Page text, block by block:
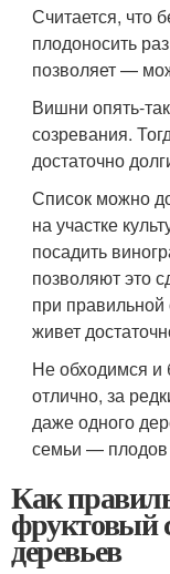
Считается, что
плодоносить
позволяет —
Вишни опять-
созревания.
достаточно
Список можно
на участке
посадить
позволяют это
при
живет
Не обходимся и
отлично, за
даже одного
семьи — плодов
Как
фруктовый
деревьев